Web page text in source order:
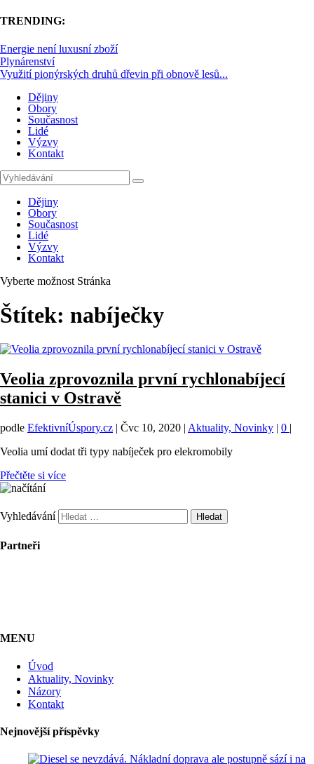
TRENDING:
Energie není luxusní zboží
Plynárenství
Využití pionýrských druhů dřevin při obnově lesů...
Dějiny
Obory
Současnost
Lidé
Výzvy
Kontakt
Dějiny
Obory
Současnost
Lidé
Výzvy
Kontakt
Vyberte možnost Stránka
Štítek: nabíječky
Veolia zprovoznila první rychlonabíjecí
stanici v Ostravě
podle EfektivníÚspory.cz | Čvc 10, 2020 | Aktuality, Novinky | 0 |
Veolia umí dodat tři typy nabíječek pro elekromobily
Přečtěte si více
Vyhledávání
Partneři
MENU
Úvod
Aktuality, Novinky
Názory
Kontakt
Nejnovější příspěvky